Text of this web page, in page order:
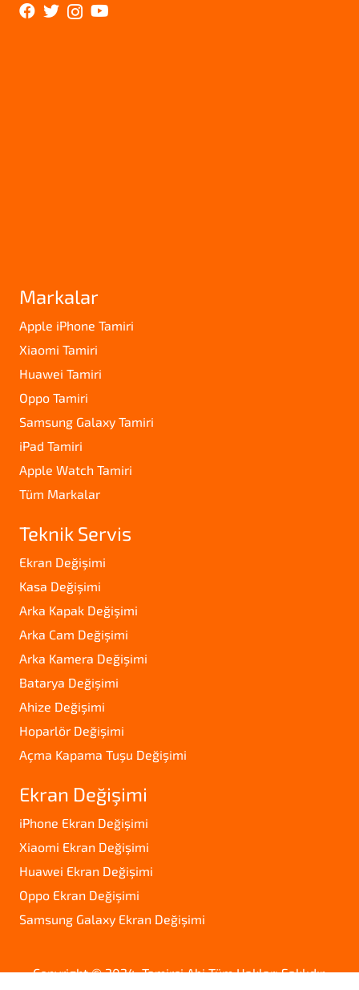
Markalar
Apple iPhone Tamiri
Xiaomi Tamiri
Huawei Tamiri
Oppo Tamiri
Samsung Galaxy Tamiri
iPad Tamiri
Apple Watch Tamiri
Tüm Markalar
Teknik Servis
Ekran Değişimi
Kasa Değişimi
Arka Kapak Değişimi
Arka Cam Değişimi
Arka Kamera Değişimi
Batarya Değişimi
Ahize Değişimi
Hoparlör Değişimi
Açma Kapama Tuşu Değişimi
Ekran Değişimi
iPhone Ekran Değişimi
Xiaomi Ekran Değişimi
Huawei Ekran Değişimi
Oppo Ekran Değişimi
Samsung Galaxy Ekran Değişimi
Copyright © 2024. Tamirci Abi Tüm Hakları Saklıdır.